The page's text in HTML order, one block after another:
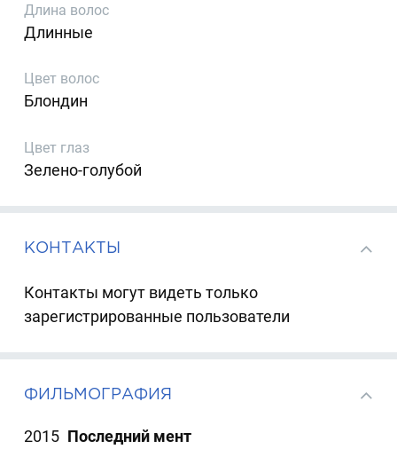
Длина волос
Длинные
Цвет волос
Блондин
Цвет глаз
Зелено-голубой
КОНТАКТЫ
Контакты могут видеть только
зарегистрированные пользователи
ФИЛЬМОГРАФИЯ
2015 Последний мент